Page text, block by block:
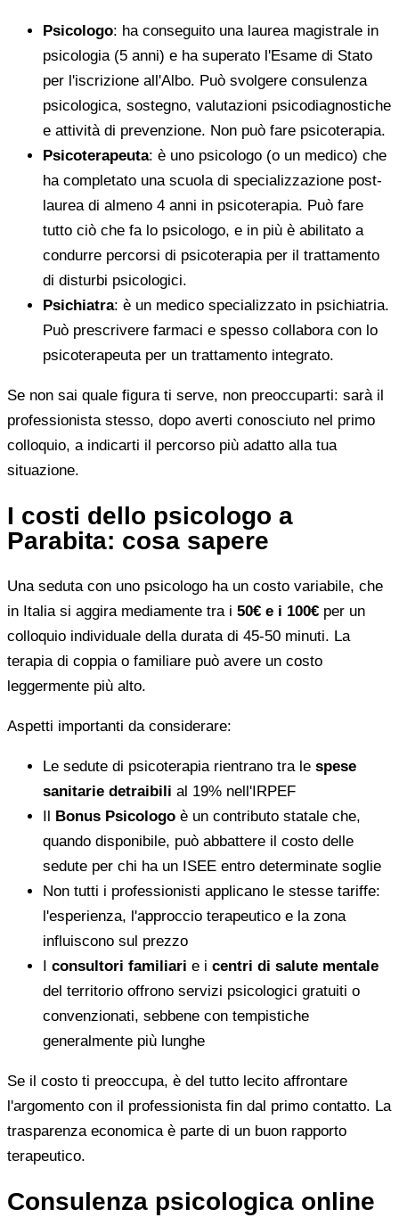
Psicologo: ha conseguito una laurea magistrale in
psicologia (5 anni) e ha superato l'Esame di Stato
per l'iscrizione all'Albo. Può svolgere consulenza
psicologica, sostegno, valutazioni psicodiagnostiche
e attività di prevenzione. Non può fare psicoterapia.
Psicoterapeuta: è uno psicologo (o un medico) che
ha completato una scuola di specializzazione post-
laurea di almeno 4 anni in psicoterapia. Può fare
tutto ciò che fa lo psicologo, e in più è abilitato a
condurre percorsi di psicoterapia per il trattamento
di disturbi psicologici.
Psichiatra: è un medico specializzato in psichiatria.
Può prescrivere farmaci e spesso collabora con lo
psicoterapeuta per un trattamento integrato.
Se non sai quale figura ti serve, non preoccuparti: sarà il
professionista stesso, dopo averti conosciuto nel primo
colloquio, a indicarti il percorso più adatto alla tua
situazione.
I costi dello psicologo a
Parabita: cosa sapere
Una seduta con uno psicologo ha un costo variabile, che
in Italia si aggira mediamente tra i 50€ e i 100€ per un
colloquio individuale della durata di 45-50 minuti. La
terapia di coppia o familiare può avere un costo
leggermente più alto.
Aspetti importanti da considerare:
Le sedute di psicoterapia rientrano tra le spese
sanitarie detraibili al 19% nell'IRPEF
Il Bonus Psicologo è un contributo statale che,
quando disponibile, può abbattere il costo delle
sedute per chi ha un ISEE entro determinate soglie
Non tutti i professionisti applicano le stesse tariffe:
l'esperienza, l'approccio terapeutico e la zona
influiscono sul prezzo
I consultori familiari e i centri di salute mentale
del territorio offrono servizi psicologici gratuiti o
convenzionati, sebbene con tempistiche
generalmente più lunghe
Se il costo ti preoccupa, è del tutto lecito affrontare
l'argomento con il professionista fin dal primo contatto. La
trasparenza economica è parte di un buon rapporto
terapeutico.
Consulenza psicologica online